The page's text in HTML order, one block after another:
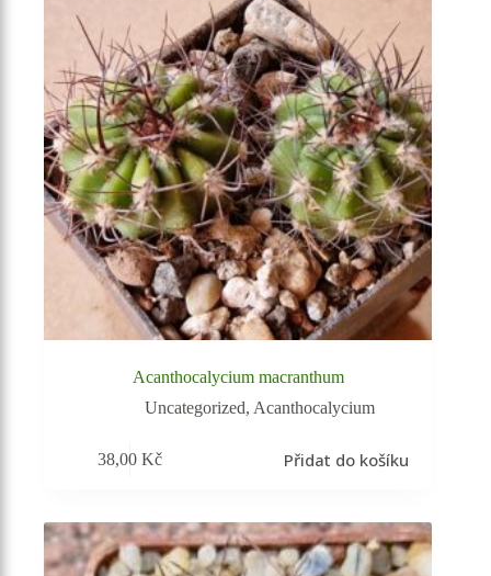
Acanthocalycium macranthum
Uncategorized, Acanthocalycium
38,00Kč Přidat do košíku